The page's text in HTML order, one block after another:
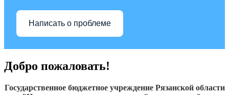
Написать о проблеме
Добро пожаловать!
Государственное бюджетное учреждение Рязанской области